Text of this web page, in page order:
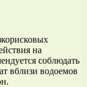
на
соблюдать
вблизи водоемов